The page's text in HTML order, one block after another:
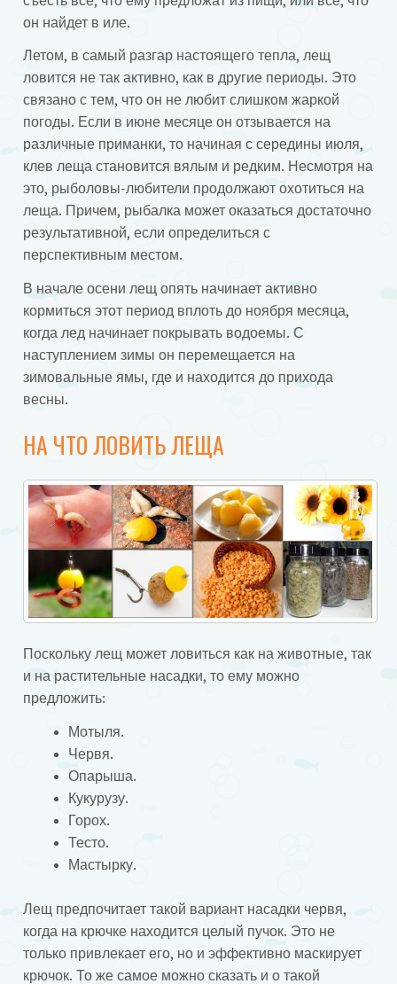
он найдет в иле.
Летом, в самый разгар настоящего тепла, лещ
ловится не так активно, как в другие периоды. Это
связано с тем, что он не любит слишком жаркой
погоды. Если в июне месяце он отзывается на
различные приманки, то начиная с середины июля,
клев леща становится вялым и редким. Несмотря на
это, рыболовы-любители продолжают охотиться на
леща. Причем, рыбалка может оказаться достаточно
результативной, если определиться с
перспективным местом.
В начале осени лещ опять начинает активно
кормиться этот период вплоть до ноября месяца,
когда лед начинает покрывать водоемы. С
наступлением зимы он перемещается на
зимовальные ямы, где и находится до прихода
весны.
НА ЧТО ЛОВИТЬ ЛЕЩА
Поскольку лещ может ловиться как на животные, так
и на растительные насадки, то ему можно
предложить:
Мотыля.
Червя.
Опарыша.
Кукурузу.
Горох.
Тесто.
Мастырку.
Лещ предпочитает такой вариант насадки червя,
когда на крючке находится целый пучок. Это не
только привлекает его, но и эффективно маскирует
крючок. То же самое можно сказать и о такой